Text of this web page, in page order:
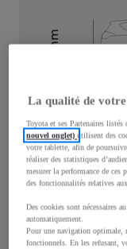
mm
La qualité de votre
Toyota et ses Partenaires listés
nouvel onglet)utilisent des
votre tablette, afin de
réaliser des statistiques
mesurer la performance de
des fonctionnalités relatives
Des cookies sont nécessaires
automatiquement.
Pour une navigation optimale,
fonctionnels. En les refusant,